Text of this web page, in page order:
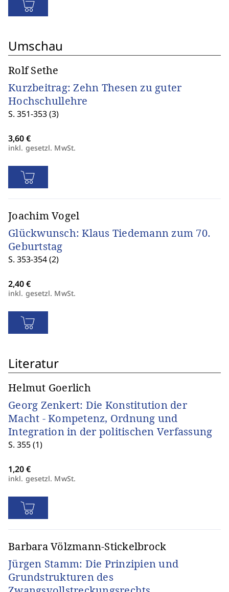
Umschau
Rolf Sethe
Kurzbeitrag: Zehn Thesen zu guter
Hochschullehre
S. 351-353 (3)
inkl. gesetzl. MwSt.
Joachim Vogel
Glückwunsch: Klaus Tiedemann zum 70.
Geburtstag
S. 353-354 (2)
inkl. gesetzl. MwSt.
Literatur
Helmut Goerlich
Georg Zenkert: Die Konstitution der
Macht - Kompetenz, Ordnung und
Integration in der politischen Verfassung
S. 355 (1)
inkl. gesetzl. MwSt.
Barbara Völzmann-Stickelbrock
Jürgen Stamm: Die Prinzipien und
Grundstrukturen des